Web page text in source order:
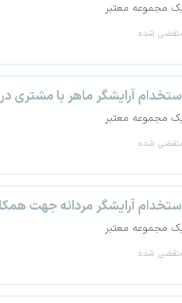
مجموعه معتبر
شده
آرایشگر ماهر با مشتری
مجموعه معتبر
شده
آرایشگر مردانه جهت
مجموعه معتبر
شده